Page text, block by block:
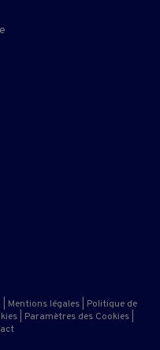
Mentions légales
Politique de
Paramètres des Cookies